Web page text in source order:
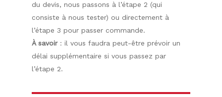
du devis, nous passons à l’étape 2 (qui
consiste à nous tester) ou directement à
l’étape 3 pour passer commande.
À savoir: il vous faudra peut-être prévoir un
délai supplémentaire si vous passez par
l’étape 2.